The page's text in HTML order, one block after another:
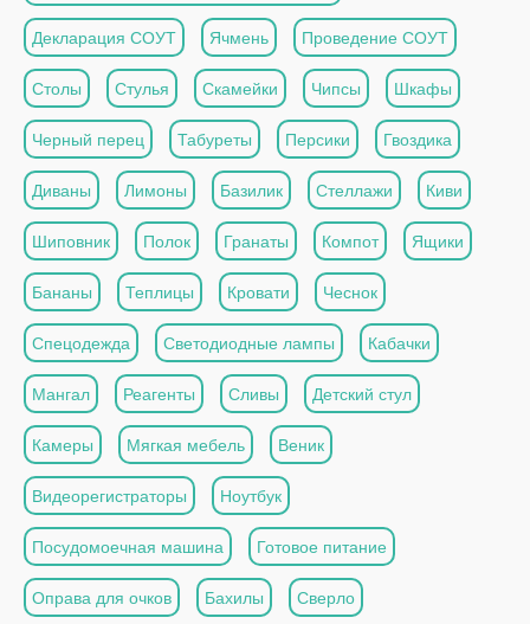
Декларация СОУТ Ячмень Проведение СОУТ
Столы Стулья Скамейки Чипсы Шкафы
Черный перец Табуреты Персики Гвоздика
Диваны Лимоны Базилик Стеллажи Киви
Шиповник Полок Гранаты Компот Ящики
Бананы Теплицы Кровати Чеснок
Спецодежда Светодиодные лампы Кабачки
Мангал Реагенты Сливы Детский стул
Камеры Мягкая мебель Веник
Видеорегистраторы Ноутбук
Посудомоечная машина Готовое питание
Оправа для очков Бахилы Сверло